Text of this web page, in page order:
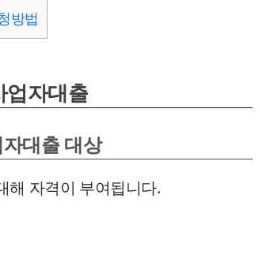
방법
업자대출
대출 대상
해 자격이 부여됩니다.